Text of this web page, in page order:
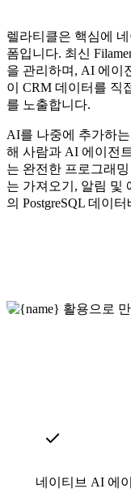
렐라티클은 핵심에
폼입니다. 최신
을 관리하며, AI 에이
이 CRM 데이터를 직
를 노출합니다.
AI를 나중에 추가하
해 사람과 AI 에이전
는 완전한 프로그래
는 가져오기, 알림 및
의 PostgreSQL 데이
네이티브 AI 에